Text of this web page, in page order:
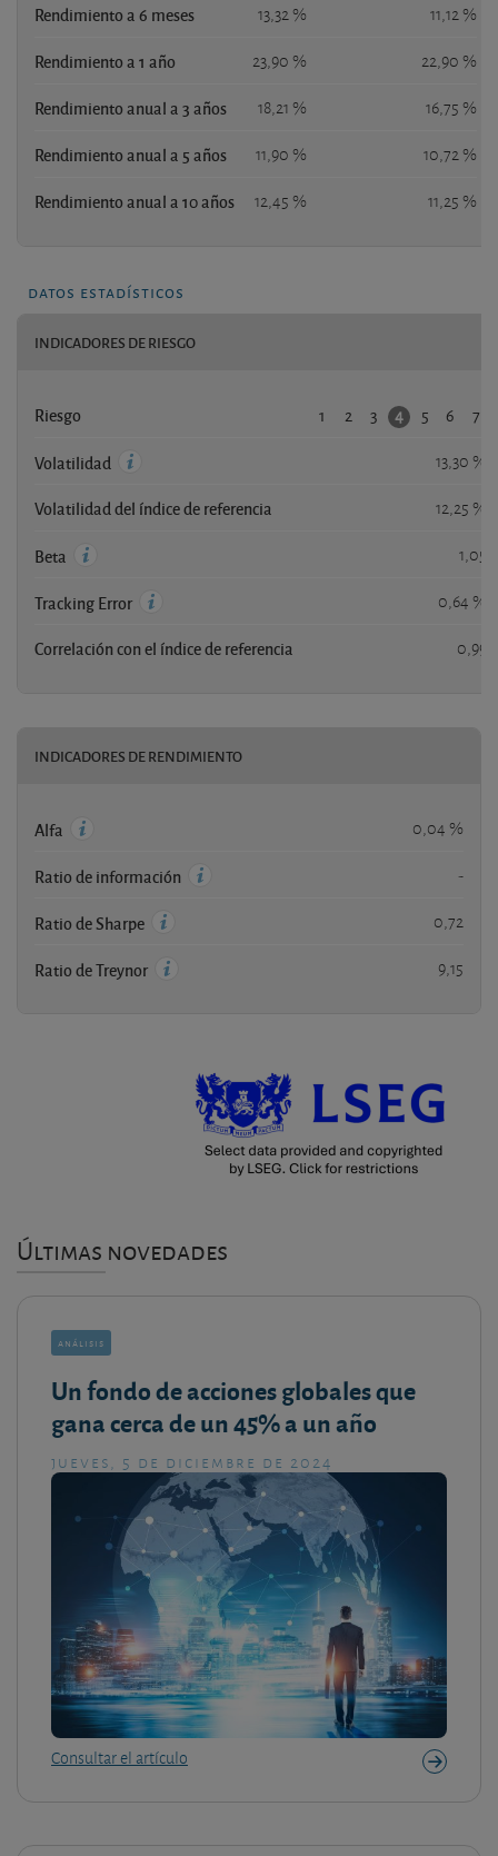
Rendimiento a 6 meses 13,32 % 11,12 %
Rendimiento a 1 año 23,90 % 22,90 %
Rendimiento anual a 3 años 18,21 % 16,75 %
Rendimiento anual a 5 años 11,90 % 10,72 %
Rendimiento anual a 10 años 12,45 % 11,25 %
datos estadísticos
INDICADORES DE RIESGO
Riesgo 1 2 3 4 5 6 7
Volatilidad 13,30 %
Volatilidad del índice de referencia 12,25 %
Beta 1,05
Tracking Error 0,64 %
Correlación con el índice de referencia 0,99
INDICADORES DE RENDIMIENTO
Alfa 0,04 %
Ratio de información -
Ratio de Sharpe 0,72
Ratio de Treynor 9,15
Últimas novedades
análisis
Un fondo de acciones globales que
gana cerca de un 45% a un año
jueves, 5 de diciembre de 2024
Consultar el artículo